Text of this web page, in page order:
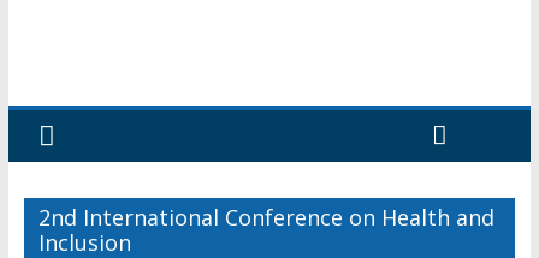
2nd International Conference on Health and
Inclusion